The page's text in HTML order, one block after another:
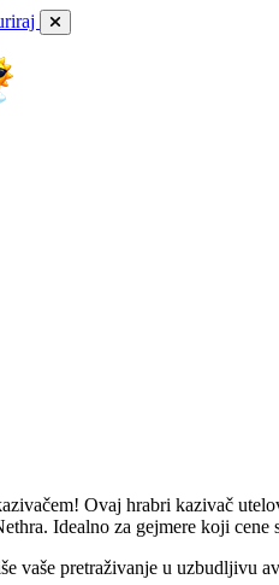
Ovaj hrabri kazivač
Idealno za gejmere koji
vaše pretraživanje u uzbudljivu